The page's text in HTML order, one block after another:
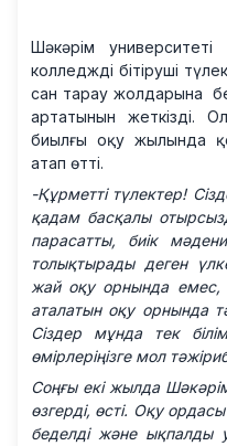
Шәкәрім
колледжді бітіруші
сан тарау жолдарына
артатынын жеткізді.
биылғы оқу жылында
атап өтті.
-Құрметті түлектер!
қадам басқалы
парасатты, биік
толықтырады деген
жай оқу орнында
аталатын оқу орнында
Сіздер мұнда тек
өмірлеріңізге мол
Соңғы екі жылда
өзгерді, өсті. Оқу
беделді және ықпалды